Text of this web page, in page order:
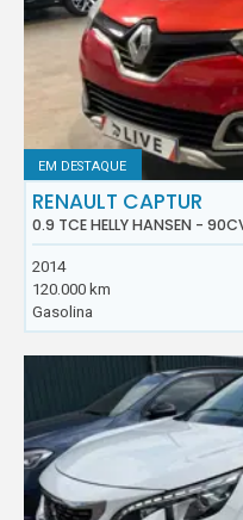
EM DESTAQUE
RENAULT CAPTUR
0.9 TCE HELLY HANSEN -
2014
120.000 km
Gasolina